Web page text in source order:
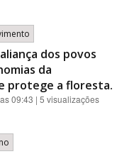
dos povos
da
protege a floresta.
09:43 | 5 visualizações